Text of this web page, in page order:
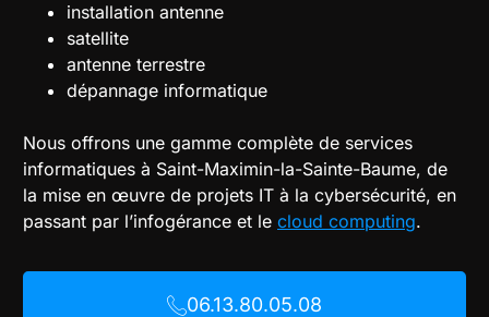
installation antenne
satellite
antenne terrestre
dépannage informatique
Nous offrons une gamme complète de services
informatiques à Saint-Maximin-la-Sainte-Baume, de
la mise en œuvre de projets IT à la cybersécurité, en
passant par l’infogérance et le cloud computing.
06.13.80.05.08